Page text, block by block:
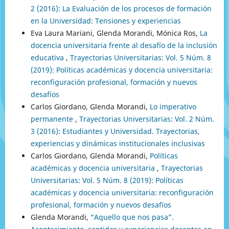
2 (2016): La Evaluación de los procesos de formación
en la Universidad: Tensiones y experiencias
Eva Laura Mariani, Glenda Morandi, Mónica Ros, La
docencia universitaria frente al desafío de la inclusión
educativa , Trayectorias Universitarias: Vol. 5 Núm. 8
(2019): Políticas académicas y docencia universitaria:
reconfiguración profesional, formación y nuevos
desafíos
Carlos Giordano, Glenda Morandi, Lo imperativo
permanente , Trayectorias Universitarias: Vol. 2 Núm.
3 (2016): Estudiantes y Universidad. Trayectorias,
experiencias y dinámicas institucionales inclusivas
Carlos Giordano, Glenda Morandi, Políticas
académicas y docencia universitaria , Trayectorias
Universitarias: Vol. 5 Núm. 8 (2019): Políticas
académicas y docencia universitaria: reconfiguración
profesional, formación y nuevos desafíos
Glenda Morandi, “Aquello que nos pasa”.